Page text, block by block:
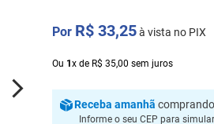
R$ 33,25à vista no PIX
Ou 1x de R$ 35,00 sem juros
Recebaamanhã
Informe o seu CEP para simular